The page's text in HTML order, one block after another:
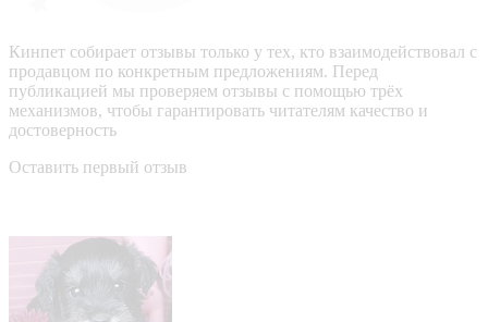
Кинпет собирает отзывы только у тех, кто взаимодействовал с
продавцом по конкретным предложениям. Перед
публикацией мы проверяем отзывы с помощью трёх
механизмов, чтобы гарантировать читателям качество и
достоверность
Оставить первый отзыв